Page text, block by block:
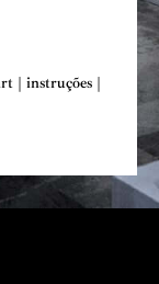
| instruções |